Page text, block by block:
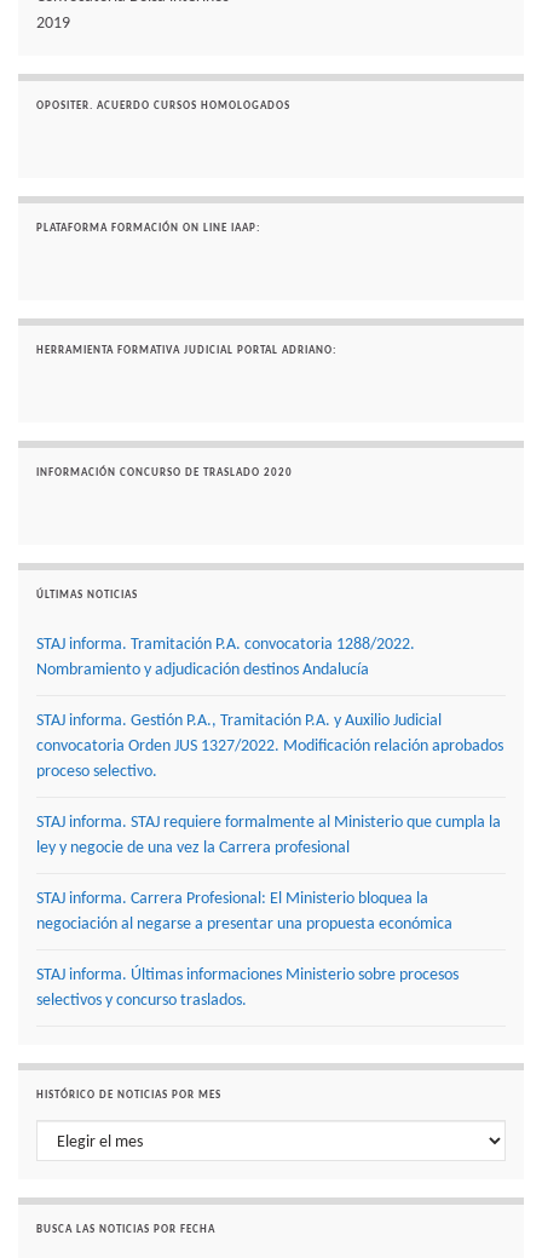
2019
OPOSITER. ACUERDO CURSOS HOMOLOGADOS
PLATAFORMA FORMACIÓN ON LINE IAAP:
HERRAMIENTA FORMATIVA JUDICIAL PORTAL ADRIANO:
INFORMACIÓN CONCURSO DE TRASLADO 2020
ÚLTIMAS NOTICIAS
STAJ informa. Tramitación P.A. convocatoria 1288/2022.
Nombramiento y adjudicación destinos Andalucía
STAJ informa. Gestión P.A., Tramitación P.A. y Auxilio Judicial
convocatoria Orden JUS 1327/2022. Modificación relación aprobados
proceso selectivo.
STAJ informa. STAJ requiere formalmente al Ministerio que cumpla la
ley y negocie de una vez la Carrera profesional
STAJ informa. Carrera Profesional: El Ministerio bloquea la
negociación al negarse a presentar una propuesta económica
STAJ informa. Últimas informaciones Ministerio sobre procesos
selectivos y concurso traslados.
HISTÓRICO DE NOTICIAS POR MES
Histórico de noticias por mes
BUSCA LAS NOTICIAS POR FECHA